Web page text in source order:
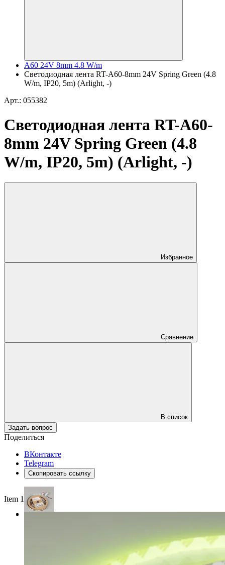
A60 24V 8mm 4.8 W/m
Светодиодная лента RT-A60-8mm 24V Spring Green (4.8
W/m, IP20, 5m) (Arlight, -)
Арт.: 055382
Светодиодная лента RT-A60-
8mm 24V Spring Green (4.8
W/m, IP20, 5m) (Arlight, -)
Избранное
Сравнение
В список
Задать вопрос
Поделиться
ВКонтакте
Telegram
Скопировать ссылку
Item 1 of 3